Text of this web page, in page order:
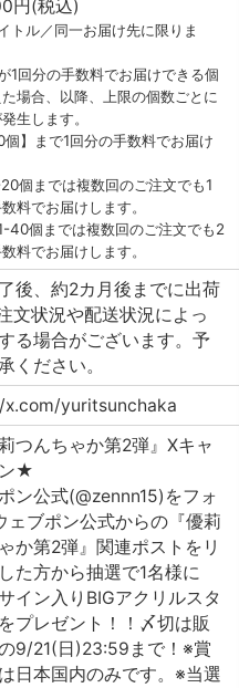
円(税込)
トル／同一お届け先に限りま
1回分の手数料でお届けできる個
場合、以降、上限の個数ごとに
生します。
】まで1回分の手数料でお届け
個までは複数回のご注文でも1
料でお届けします。
40個までは複数回のご注文でも2
料でお届けします。
後、約2カ月後までに出荷
文状況や配送状況によっ
る場合がございます。予
ください。
yuritsunchaka
つんちゃか第2弾』Xキャ
★
ン公式(@zennn15)をフォ
ェブポン公式からの『優莉
か第2弾』関連ポストをリ
た方から抽選で1名様に
サイン入りBIGアクリルスタ
プレゼント！！〆切は販
9/21(日)23:59まで！※賞
日本国内のみです。※当選